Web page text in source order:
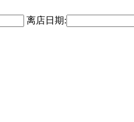
离店日期: